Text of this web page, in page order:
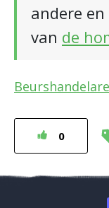
andere
van de
0